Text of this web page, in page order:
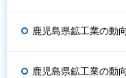
鹿児島県鉱工業の動
鹿児島県鉱工業の動